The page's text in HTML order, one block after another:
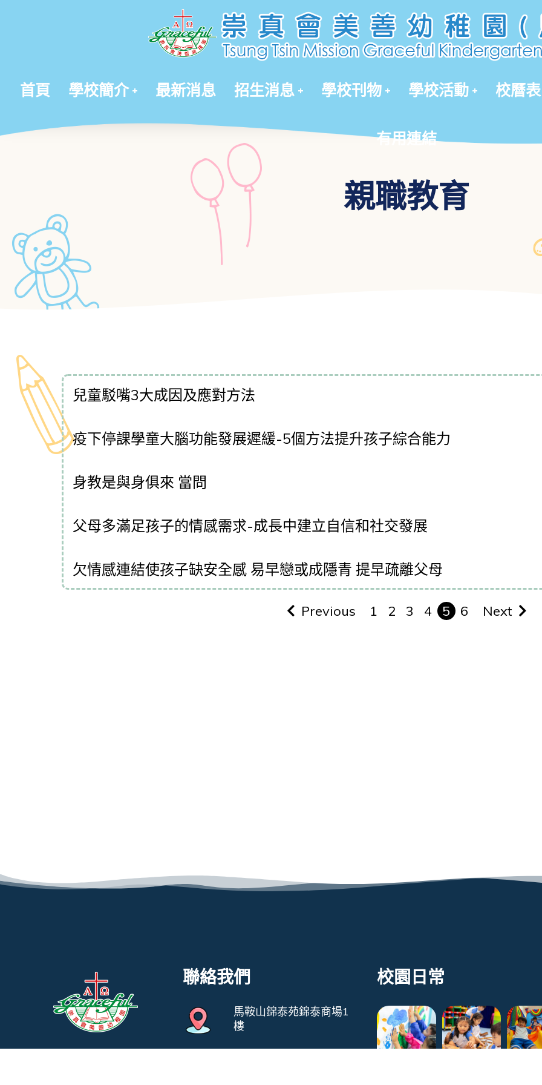
首頁 學校簡介 最新消息 招生消息 學校刊物 學校活動 校曆表
有用連結
有用連結
親職教育
兒童駁嘴3大成因及應對方法
疫下停課學童大腦功能發展遲緩-5個方法提升孩子綜合能力
身教是與身俱來 當問
父母多滿足孩子的情感需求-成長中建立自信和社交發展
欠情感連結使孩子缺安全感 易早戀或成隱青 提早疏離父母
Previous 1 2 3 4 5 6 Next
聯絡我們
馬鞍山錦泰苑錦泰商場1
樓
校園日常